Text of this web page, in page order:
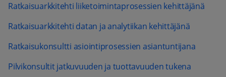
Ratkaisuarkkitehti liiketoimintaprosessien kehittäjänä
Ratkaisuarkkitehti datan ja analytiikan kehittäjänä
Ratkaisukonsultti asiointiprosessien asiantuntijana
Pilvikonsultit jatkuvuuden ja tuottavuuden tukena